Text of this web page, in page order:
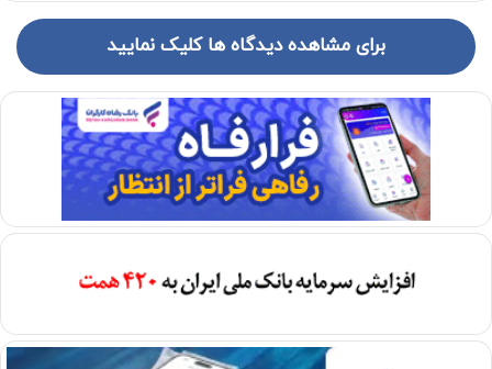
برای مشاهده دیدگاه ها کلیک نمایید